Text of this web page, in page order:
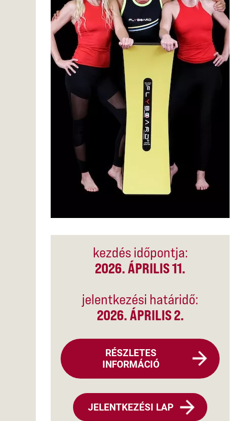
kezdés időpontja:
2026. ÁPRILIS 11.
jelentkezési határidő:
2026. ÁPRILIS 2.
RÉSZLETES
INFORMÁCIÓ
JELENTKEZÉSI LAP